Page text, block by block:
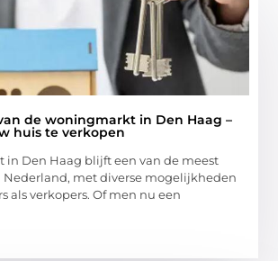
de woningmarkt in Den Haag –
huis te verkopen
in Den Haag blijft een van de meest
Nederland, met diverse mogelijkheden
als verkopers. Of men nu een